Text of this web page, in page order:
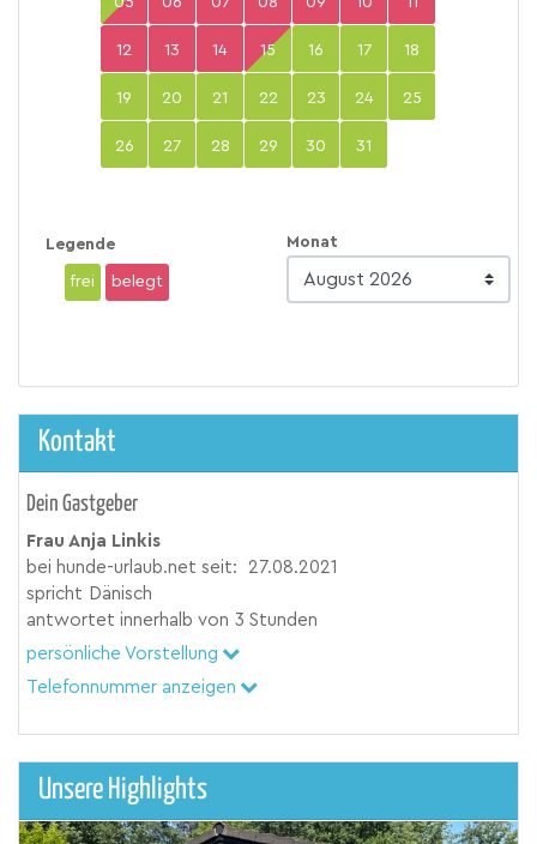
12 13 14 15 16 17 18
19 20 21 22 23 24 25
26 27 28 29 30 31
Legende
frei belegt
Monat
Kontakt
Dein Gastgeber
Frau Anja Linkis
bei hunde-urlaub.net seit:
27.08.2021
spricht Dänisch
antwortet innerhalb von 3 Stunden
persönliche Vorstellung
Telefonnummer anzeigen
Unsere Highlights